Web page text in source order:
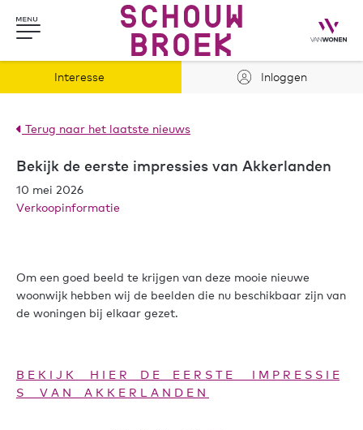
Interesse Inloggen
Terug naar het laatste nieuws
Bekijk de eerste impressies van Akkerlanden
10 mei 2026
Verkoopinformatie
Om een goed beeld te krijgen van deze mooie nieuwe
woonwijk hebben wij de beelden die nu beschikbaar zijn van
de woningen bij elkaar gezet.
B E K I J K H I E R D E E E R S T E I M P R E S S I E
S V A N A K K E R L A N D E N